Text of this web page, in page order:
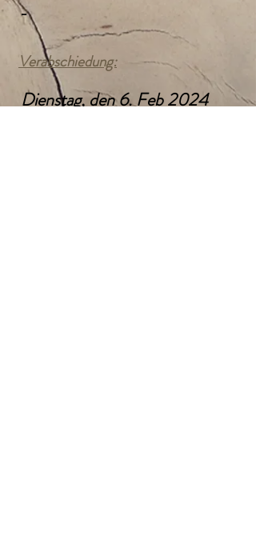
-
Verabschiedung:
Dienstag, den 6. Feb 2024